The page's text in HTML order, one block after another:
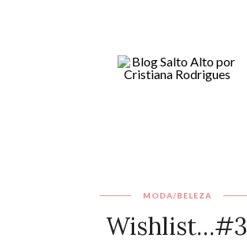
MODA/BELEZA
Wishlist…#3